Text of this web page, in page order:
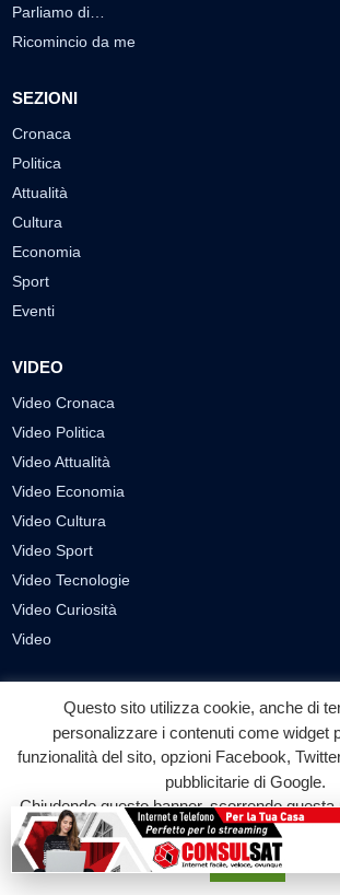
Parliamo di…
Ricomincio da me
SEZIONI
Cronaca
Politica
Attualità
Cultura
Economia
Sport
Eventi
VIDEO
Video Cronaca
Video Politica
Video Attualità
Video Economia
Video Cultura
Video Sport
Video Tecnologie
Video Curiosità
Video
Richiesta pubblicazione articoli/banner
SEGUICI SUI SOCIAL
f
Facebook
◎
Instagram
▶
Questo sito utilizza cookie, anche di
personalizzare i contenuti come widget
funzionalità del sito, opzioni Facebook,
pubblicitarie di Google.
Chiudendo questo banner, scorrendo
su qualunque suo elemento acconsenti
Accetta